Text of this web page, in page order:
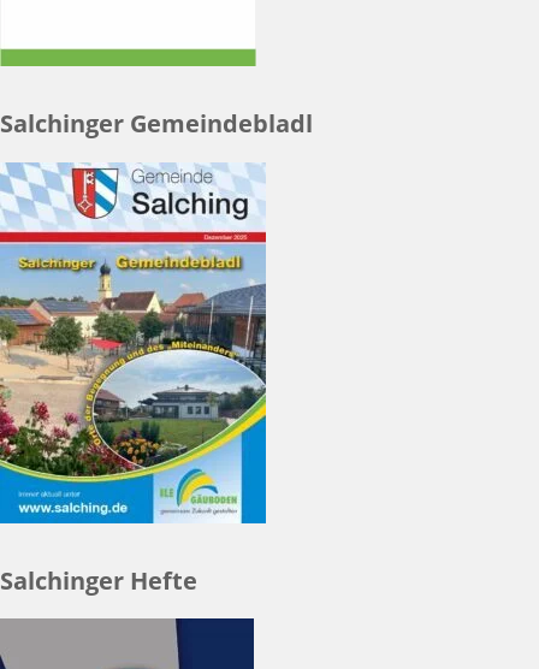
Salchinger Gemeindebladl
Salchinger Hefte